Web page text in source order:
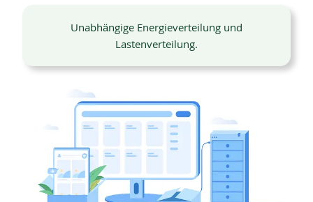
Unabhängige Energieverteilung und
Lastenverteilung.